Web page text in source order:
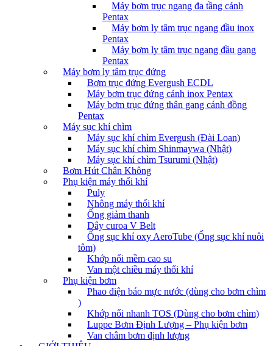
Máy bơm trục ngang đa tầng cánh
Pentax
Máy bơm ly tâm trục ngang đầu inox
Pentax
Máy bơm ly tâm trục ngang đầu gang
Pentax
Máy bơm ly tâm trục đứng
Bơm trục đứng Evergush ECDL
Máy bơm trục đứng cánh inox Pentax
Máy bơm trục đứng thân gang cánh đồng
Pentax
Máy sục khí chìm
Máy sục khí chìm Evergush (Đài Loan)
Máy sục khí chìm Shinmaywa (Nhật)
Máy sục khí chìm Tsurumi (Nhật)
Bơm Hút Chân Không
Phụ kiện máy thổi khí
Puly
Nhông máy thổi khí
Ống giảm thanh
Dây curoa V Belt
Ống sục khí oxy AeroTube (Ống sục khí nuôi
tôm)
Khớp nối mềm cao su
Van một chiều máy thổi khí
Phụ kiện bơm
Phao điện báo mực nước (dùng cho bơm chìm
)
Khớp nối nhanh TOS (Dùng cho bơm chìm)
Luppe Bơm Định Lượng – Phụ kiện bơm
Van châm bơm định lượng